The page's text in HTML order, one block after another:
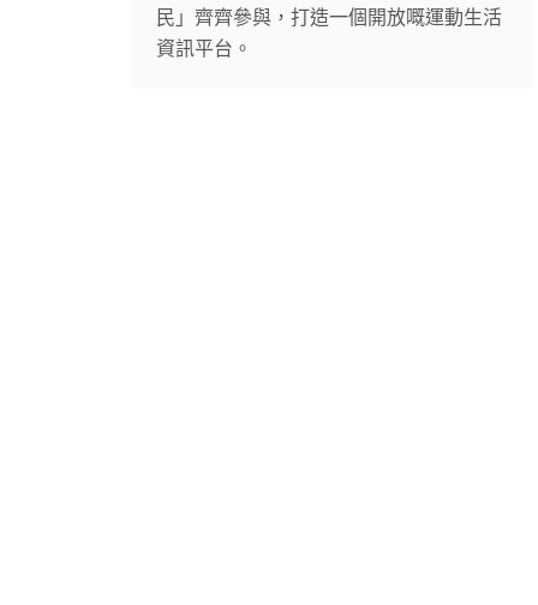
民」齊齊參與，打造一個開放嘅運動生活
資訊平台。